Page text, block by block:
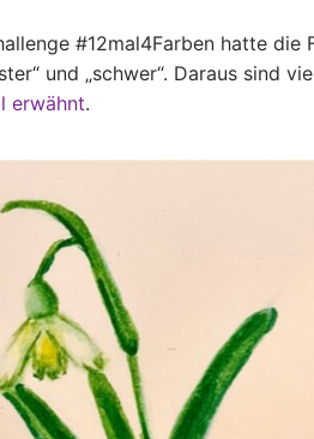
#12mal4Farben hatte die
und „schwer“. Daraus sind
erwähnt.